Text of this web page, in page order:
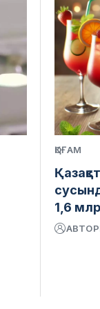
ҚОҒАМ
1,6
АВТОР